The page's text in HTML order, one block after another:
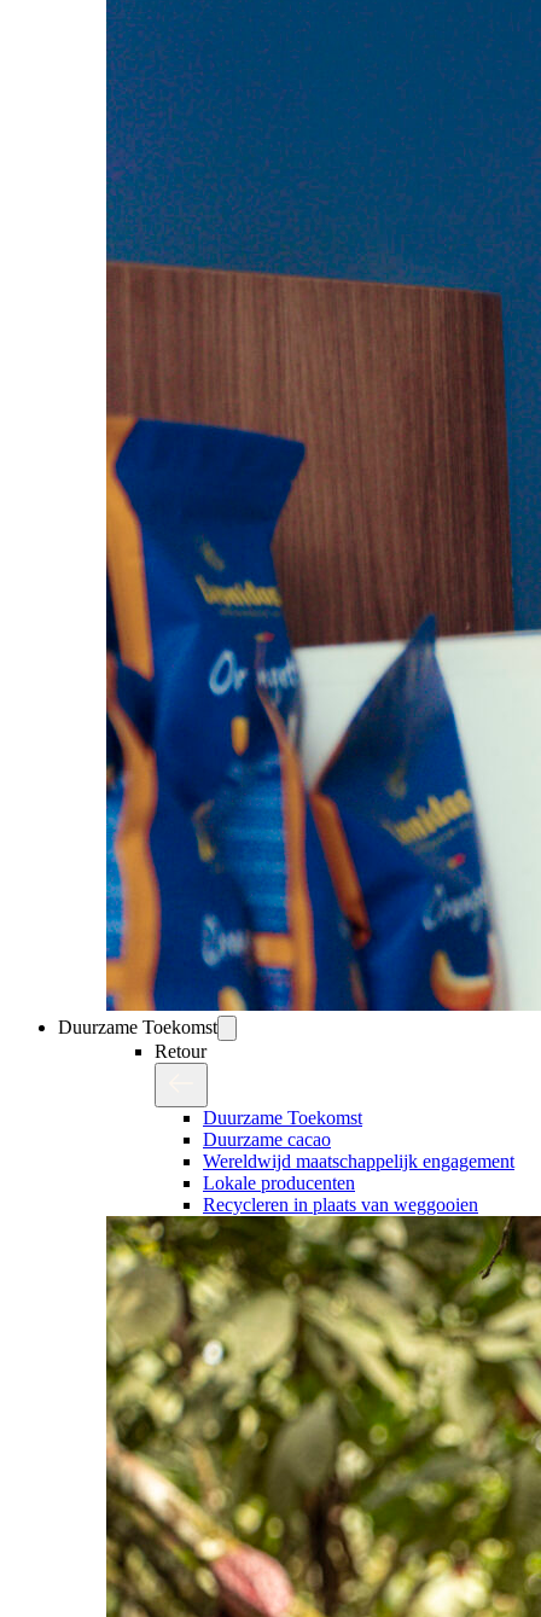
Duurzame Toekomst
Retour
Duurzame Toekomst
Duurzame cacao
Wereldwijd maatschappelijk engagement
Lokale producenten
Recycleren in plaats van weggooien